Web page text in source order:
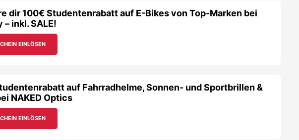
dir 100€ Studentenrabatt auf E-Bikes von Top-Marken bei
– inkl. SALE!
EINLÖSEN
auf Fahrradhelme, Sonnen- und Sportbrillen &
NAKED Optics
EINLÖSEN